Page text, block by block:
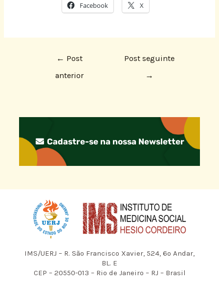
Facebook X
← Post
anterior
Post seguinte
→
Cadastre-se na nossa Newsletter
IMS/UERJ – R. São Francisco Xavier, 524, 6º Andar,
BL. E
CEP – 20550-013 – Rio de Janeiro – RJ – Brasil